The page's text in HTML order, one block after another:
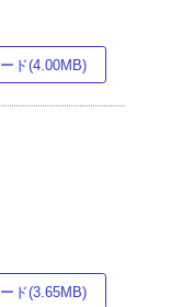
ド(4.00MB)
ド(3.65MB)